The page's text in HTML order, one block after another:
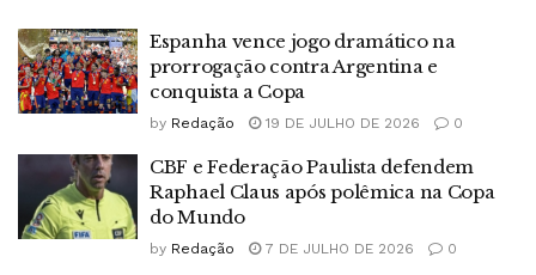
Espanha vence jogo dramático na
prorrogação contra Argentina e
conquista a Copa
by Redação 19 DE JULHO DE 2026 0
CBF e Federação Paulista defendem
Raphael Claus após polêmica na Copa
do Mundo
by Redação 7 DE JULHO DE 2026 0